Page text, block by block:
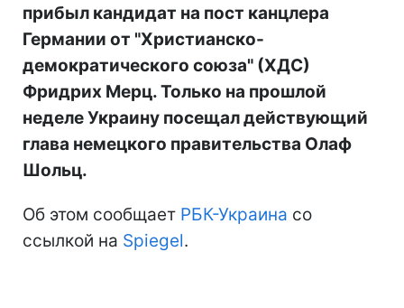
прибыл кандидат на пост канцлера
Германии от "Христианско-
демократического союза" (ХДС)
Фридрих Мерц. Только на прошлой
неделе Украину посещал действующий
глава немецкого правительства Олаф
Шольц.
Об этом сообщает РБК-Украина со
ссылкой на Spiegel.